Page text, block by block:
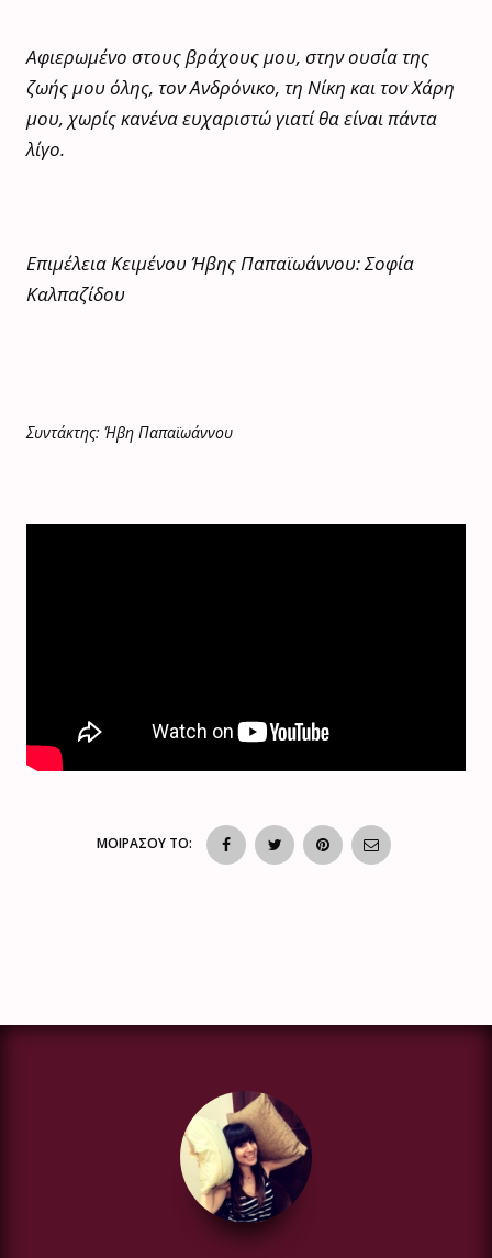
Αφιερωμένο στους βράχους μου, στην ουσία της
ζωής μου όλης, τον Ανδρόνικο, τη Νίκη και τον Χάρη
μου, χωρίς κανένα ευχαριστώ γιατί θα είναι πάντα
λίγο.
Επιμέλεια Κειμένου Ήβης Παπαϊωάννου: Σοφία
Καλπαζίδου
Συντάκτης: Ήβη Παπαϊωάννου
ΜΟΙΡΑΣΟΥ ΤΟ: